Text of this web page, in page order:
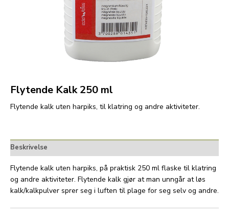
Flytende Kalk 250 ml
Flytende kalk uten harpiks, til klatring og andre aktiviteter.
Beskrivelse
Flytende kalk uten harpiks, på praktisk 250 ml flaske til klatring
og andre aktiviteter. Flytende kalk gjør at man unngår at løs
kalk/kalkpulver sprer seg i luften til plage for seg selv og andre.